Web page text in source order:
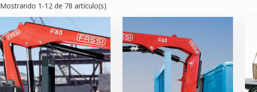
Mostrando 1-12 de 78 artículo(s)